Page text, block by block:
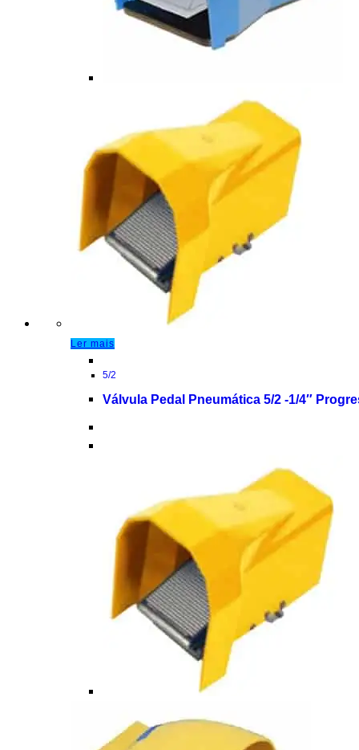
Ler mais
5/2
Válvula Pedal Pneumática 5/2 -1/4″